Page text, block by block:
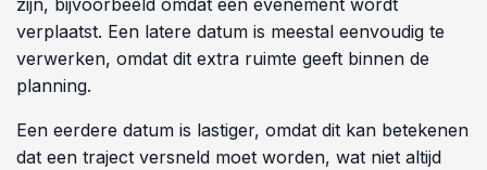
zijn, bijvoorbeeld omdat een evenement wordt
verplaatst. Een latere datum is meestal eenvoudig te
verwerken, omdat dit extra ruimte geeft binnen de
planning.
Een eerdere datum is lastiger, omdat dit kan betekenen
dat een traject versneld moet worden, wat niet altijd